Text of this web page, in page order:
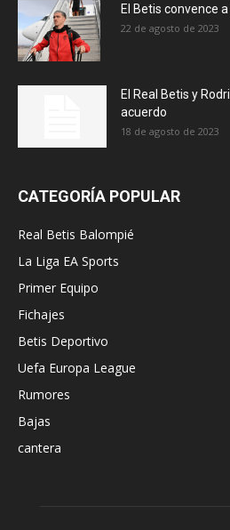
El Betis convence
22 de agosto de 2023
El Real Betis y
acuerdo
18 de agosto de 2023
CATEGORÍA POPULAR
Real Betis Balompié
La Liga EA Sports
Primer Equipo
Fichajes
Betis Deportivo
Uefa Europa League
Rumores
Bajas
cantera